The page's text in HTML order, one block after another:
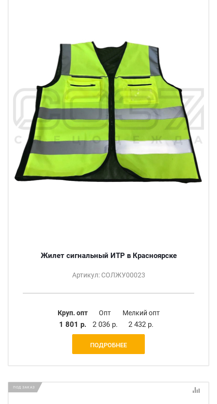
Жилет сигнальный ИТР в Красноярске
Артикул: СОЛЖУ00023
Круп. опт
1 801 р.
Опт
2 036 р.
Мелкий опт
2 432 р.
ПОДРОБНЕЕ
ПОД ЗАКАЗ